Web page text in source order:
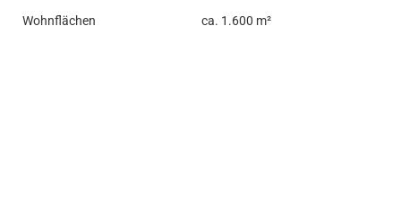
Wohnflächen ca. 1.600 m²